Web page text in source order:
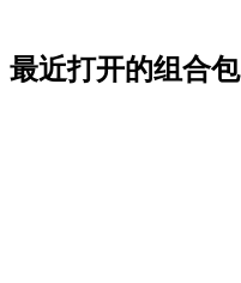
最近打开的组合包